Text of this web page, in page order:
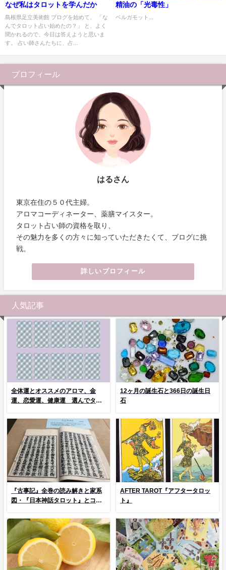
なぜ私はタロットを学んだか
島根県足立美術館 ブログを始めて、 「な
んでタロット占い始めたの？」 と、よく
聞かれるので、今日は答えようと思いま
す。 占い師さんたちに、占...
精油の「光毒性」
ベルガモット...
プロフィール
はるさん
東京在住の５０代主婦。
アロマコーディネーター、薬膳マイスター。
タロット占い師の資格を取り、
その魅力を多くの方々に知っていただきたくて、ブログに挑
戦。
詳しいプロフィール
人気記事
全体運とオススメのアロマ、金
運、恋愛運、健康運 選んでタッ
12ヶ月の誕生石と366日の誕生日
石
『古事記』全巻の読み解きと家系
図・『日本神話タロット』とコラ
AFTER TAROT『アフタータロッ
ト』